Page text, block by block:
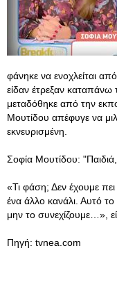
φάνηκε να ενοχλείται
είδαν έτρεξαν
μεταδόθηκε από την
Μουτίδου απέφυγε να
εκνευρισμένη.
Σοφία Μουτίδου:
«Τι φάση; Δεν έχουμε πει
ένα άλλο κανάλι. Αυτό το
μην το συνεχίζουμε…»,
Πηγή: tvnea.com